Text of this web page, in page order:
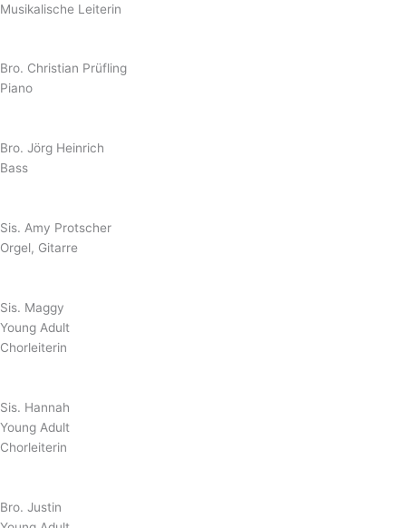
Musikalische Leiterin
Bro. Christian Prüfling
Piano
Bro. Jörg Heinrich
Bass
Sis. Amy Protscher
Orgel, Gitarre
Sis. Maggy
Young Adult
Chorleiterin
Sis. Hannah
Young Adult
Chorleiterin
Bro. Justin